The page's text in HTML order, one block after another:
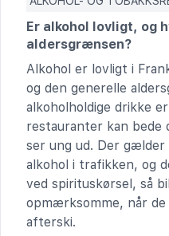
Er alkohol lovligt, og
aldersgrænsen?
Alkohol er lovligt i
og den generelle
alkoholholdige drikke
restauranter kan bede
ser ung ud. Der
alkohol i trafikken, og
ved spirituskørsel, så
opmærksomme, når
afterski.